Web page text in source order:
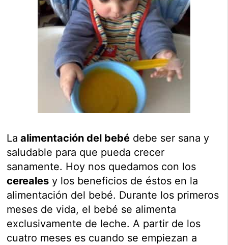
La alimentación del bebé debe ser sana y
saludable para que pueda crecer
sanamente. Hoy nos quedamos con los
cereales y los beneficios de éstos en la
alimentación del bebé. Durante los primeros
meses de vida, el bebé se alimenta
exclusivamente de leche. A partir de los
cuatro meses es cuando se empiezan a